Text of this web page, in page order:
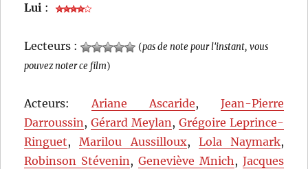
Lui :
Lecteurs : (pas de note pour l'instant, vous
pouvez noter ce film)
Acteurs:Ariane Ascaride, Jean-Pierre
Darroussin,Gérard Meylan, Grégoire Leprince-
Ringuet,Marilou Aussilloux, Lola Naymark,
Robinson Stévenin,Geneviève Mnich, Jacques